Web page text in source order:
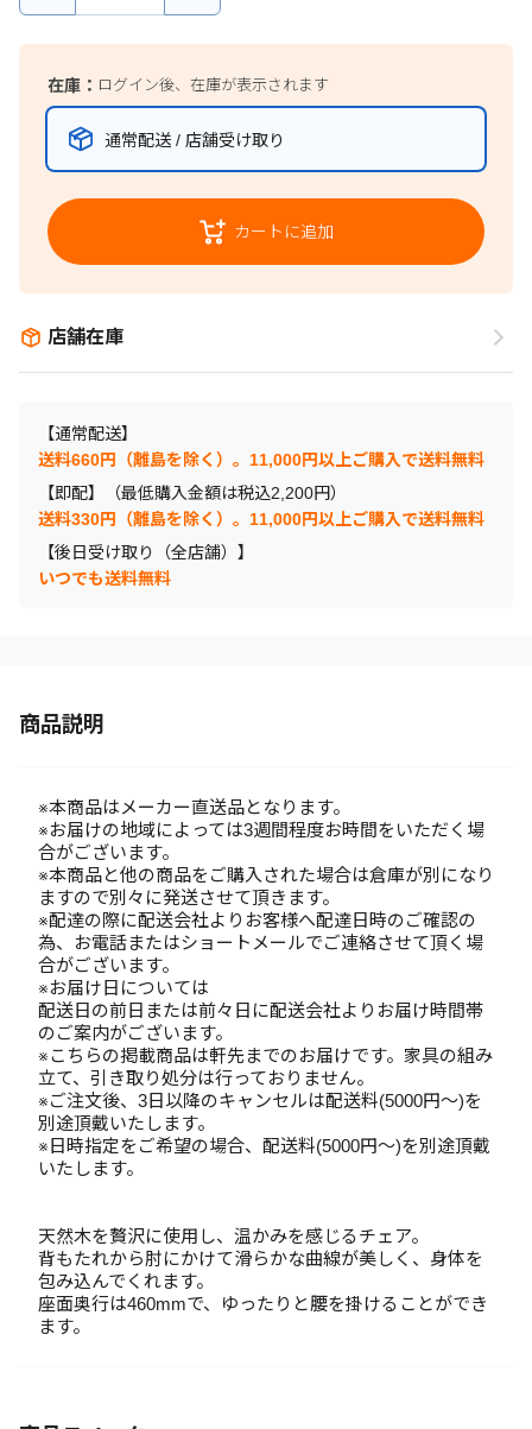
在庫： ログイン後、在庫が表示されます
通常配送 / 店舗受け取り
カートに追加
店舗在庫
【通常配送】
送料660円（離島を除く）。11,000円以上ご購入で送料無料
【即配】（最低購入金額は税込2,200円）
送料330円（離島を除く）。11,000円以上ご購入で送料無料
【後日受け取り（全店舗）】
いつでも送料無料
商品説明
※本商品はメーカー直送品となります。
※お届けの地域によっては3週間程度お時間をいただく場
合がございます。
※本商品と他の商品をご購入された場合は倉庫が別になり
ますので別々に発送させて頂きます。
※配達の際に配送会社よりお客様へ配達日時のご確認の
為、お電話またはショートメールでご連絡させて頂く場
合がございます。
※お届け日については
配送日の前日または前々日に配送会社よりお届け時間帯
のご案内がございます。
※こちらの掲載商品は軒先までのお届けです。家具の組み
立て、引き取り処分は行っておりません。
※ご注文後、3日以降のキャンセルは配送料(5000円～)を
別途頂戴いたします。
※日時指定をご希望の場合、配送料(5000円～)を別途頂戴
いたします。
天然木を贅沢に使用し、温かみを感じるチェア。
背もたれから肘にかけて滑らかな曲線が美しく、身体を
包み込んでくれます。
座面奥行は460mmで、ゆったりと腰を掛けることができ
ます。